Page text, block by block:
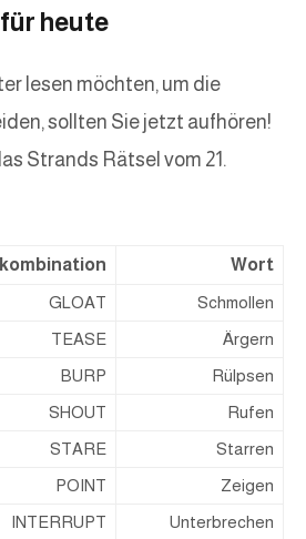
heute
lesen möchten, um die
sollten Sie jetzt aufhören!
Strands Rätsel vom 21.
Wort
GLOAT
Schmollen
TEASE
Ärgern
BURP
Rülpsen
SHOUT
Rufen
STARE
Starren
POINT
Zeigen
INTERRUPT
Unterbrechen